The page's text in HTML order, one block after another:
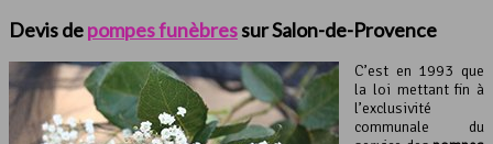
Devis depompes funèbressur Salon-de-Provence
C’est en 1993 que
la loi mettant fin à
l’exclusivité
communale du